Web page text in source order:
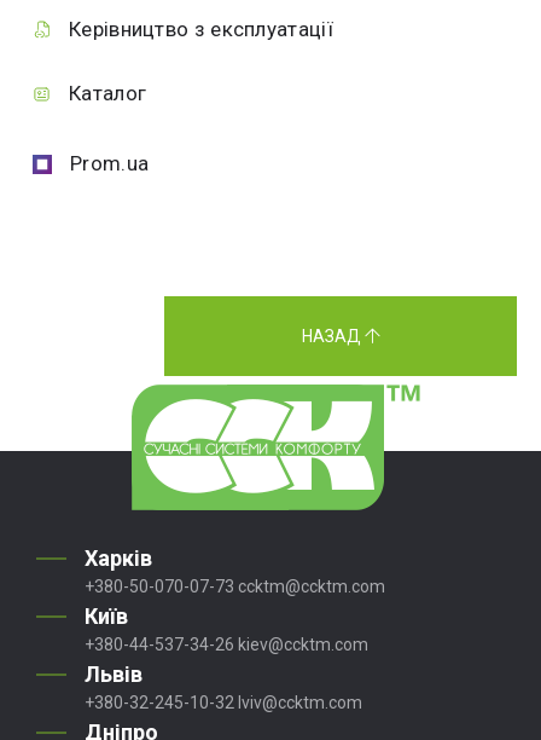
Керівництво з експлуатації
Каталог
Prom.ua
НАЗАД
Харків
+380-50-070-07-73 ccktm@ccktm.com
Київ
+380-44-537-34-26 kiev@ccktm.com
Львів
+380-32-245-10-32 lviv@ccktm.com
Дніпро